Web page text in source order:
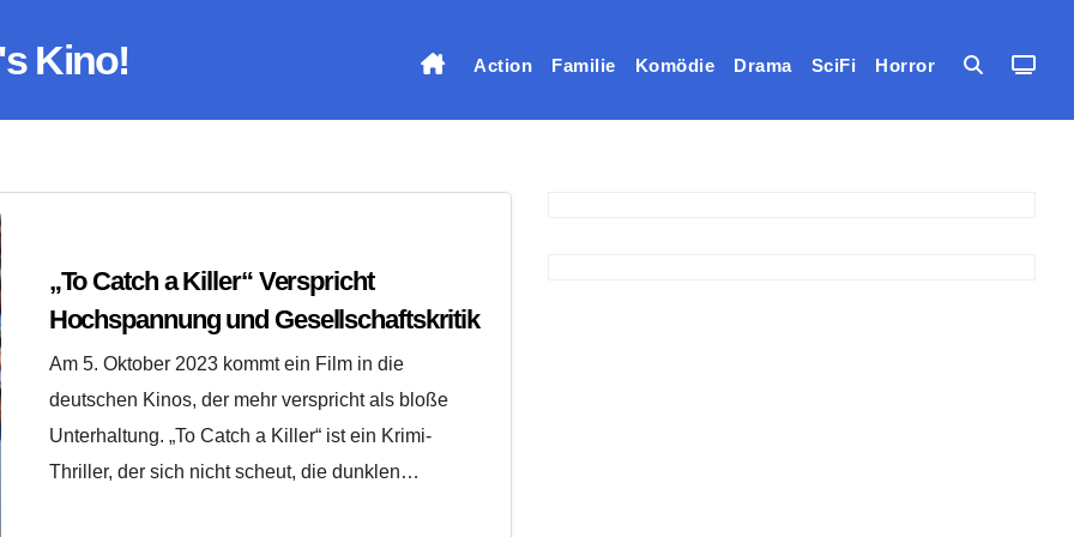
Kino! Action Familie Komödie Drama SciFi Horror
„To Catch a Killer“ Verspricht
Hochspannung und Gesellschaftskritik
Am 5. Oktober 2023 kommt ein Film in die
deutschen Kinos, der mehr verspricht als bloße
Unterhaltung. „To Catch a Killer“ ist ein Krimi-
Thriller, der sich nicht scheut, die dunklen…